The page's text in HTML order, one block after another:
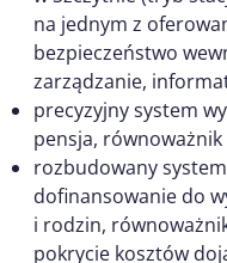
na jednym z
bezpieczeństwo
zarządzanie,
precyzyjny system
pensja,
rozbudowany
dofinansowanie do
i rodzin,
pokrycie kosztów